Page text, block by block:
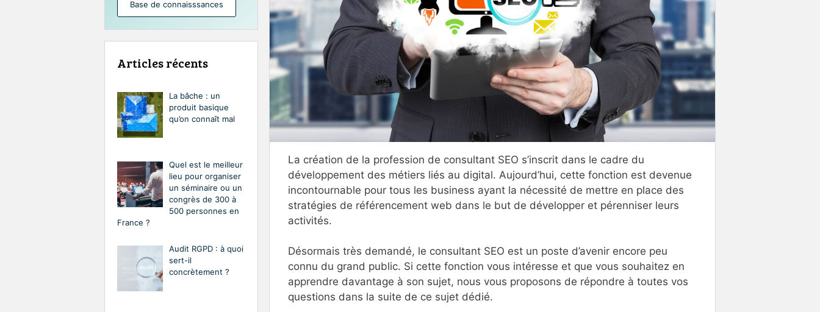
La création de la profession de consultant SEO s’inscrit dans le cadre du
développement des métiers liés au digital. Aujourd’hui, cette fonction est devenue
incontournable pour tous les business ayant la nécessité de mettre en place des
stratégies de référencement web dans le but de développer et pérenniser leurs
activités.
Désormais très demandé, le consultant SEO est un poste d’avenir encore peu
connu du grand public. Si cette fonction vous intéresse et que vous souhaitez en
apprendre davantage à son sujet, nous vous proposons de répondre à toutes vos
questions dans la suite de ce sujet dédié.
Base de connaisssances
Articles récents
La bâche : un
produit basique
qu’on connaît mal
Quel est le meilleur
lieu pour organiser
un séminaire ou un
congrès de 300 à
500 personnes en
France ?
Audit RGPD : à quoi
sert-il
concrètement ?